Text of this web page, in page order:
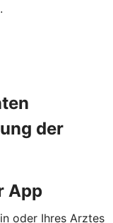
der
App
oder Ihres Arztes